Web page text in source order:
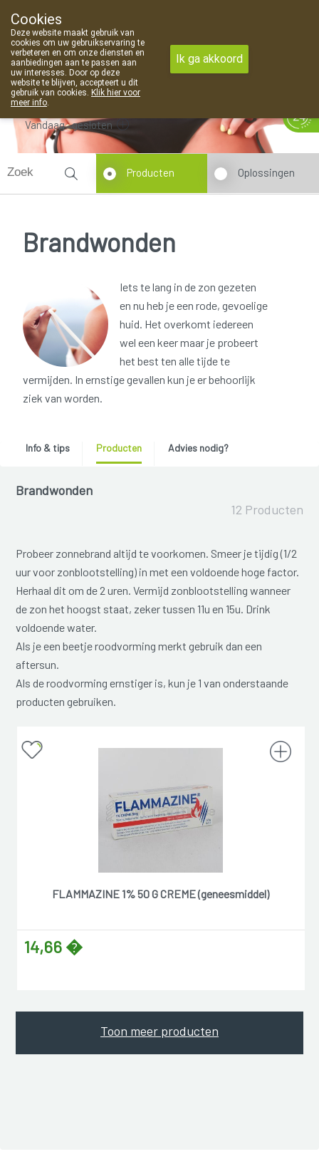
09 373 94 03
Vandaag gesloten
Producten Oplossingen
Brandwonden
Iets te lang in de zon gezeten
en nu heb je een rode, gevoelige
huid. Het overkomt iedereen
wel een keer maar je probeert
het best ten alle tijde te
vermijden. In ernstige gevallen kun je er behoorlijk
ziek van worden.
Info & tips Producten Advies nodig?
Brandwonden
12 Producten
Probeer zonnebrand altijd te voorkomen. Smeer je tijdig (1/2
uur voor zonblootstelling) in met een voldoende hoge factor.
Herhaal dit om de 2 uren. Vermijd zonblootstelling wanneer
de zon het hoogst staat, zeker tussen 11u en 15u. Drink
voldoende water.
Als je een beetje roodvorming merkt gebruik dan een
aftersun.
Als de roodvorming ernstiger is, kun je 1 van onderstaande
producten gebruiken.
FLAMMAZINE 1% 50 G CREME (geneesmiddel)
14,66 �
Toon meer producten
Cookies
Deze website maakt gebruik van
cookies om uw gebruikservaring te
verbeteren en om onze diensten en
aanbiedingen aan te passen aan
uw interesses. Door op deze
website te blijven, accepteert u dit
gebruik van cookies. Klik hier voor
meer info.
Ik ga akkoord